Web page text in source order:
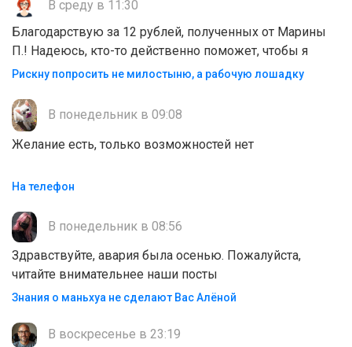
В среду в 11:30
Благодарствую за 12 рублей, полученных от Марины
П.! Надеюсь, кто-то действенно поможет, чтобы я
Рискну попросить не милостыню, а рабочую лошадку
В понедельник в 09:08
Желание есть, только возможностей нет
На телефон
В понедельник в 08:56
Здравствуйте, авария была осенью. Пожалуйста,
читайте внимательнее наши посты
Знания о маньхуа не сделают Вас Алëной
В воскресенье в 23:19